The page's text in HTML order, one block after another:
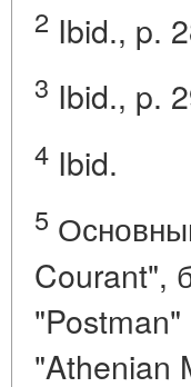
2 Ibid., p.
3 Ibid., p.
4 Ibid.
5
Courant",
"Athenian